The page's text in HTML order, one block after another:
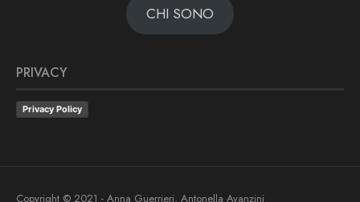
CHI SONO
PRIVACY
Privacy Policy
Copyright © 2021 - Anna Guerrieri, Antonella Avanzini